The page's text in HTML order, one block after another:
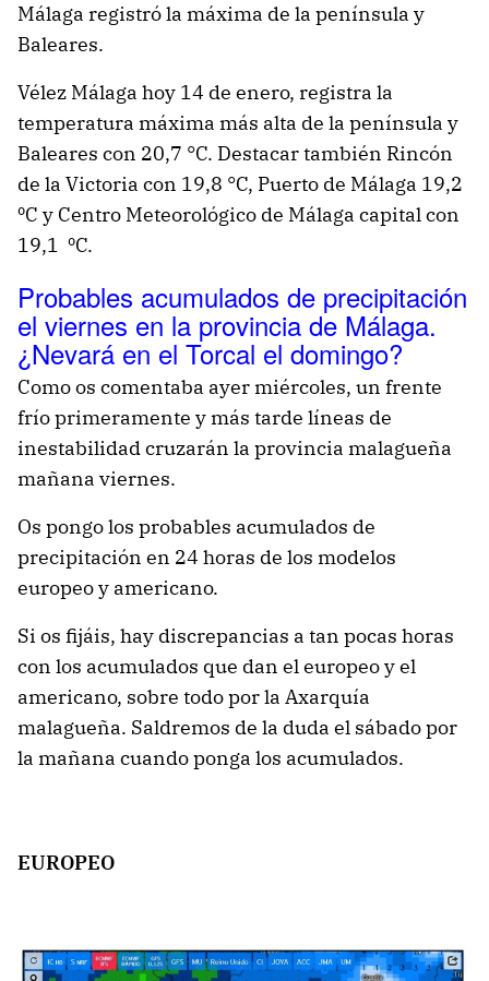
Málaga registró la máxima de la península y
Baleares.
Vélez Málaga hoy 14 de enero, registra la
temperatura máxima más alta de la península y
Baleares con 20,7 °C. Destacar también Rincón
de la Victoria con 19,8 °C, Puerto de Málaga 19,2
ºC y Centro Meteorológico de Málaga capital con
19,1 ºC.
Probables acumulados de precipitación
el viernes en la provincia de Málaga.
¿Nevará en el Torcal el domingo?
Como os comentaba ayer miércoles, un frente
frío primeramente y más tarde líneas de
inestabilidad cruzarán la provincia malagueña
mañana viernes.
Os pongo los probables acumulados de
precipitación en 24 horas de los modelos
europeo y americano.
Si os fijáis, hay discrepancias a tan pocas horas
con los acumulados que dan el europeo y el
americano, sobre todo por la Axarquía
malagueña. Saldremos de la duda el sábado por
la mañana cuando ponga los acumulados.
EUROPEO